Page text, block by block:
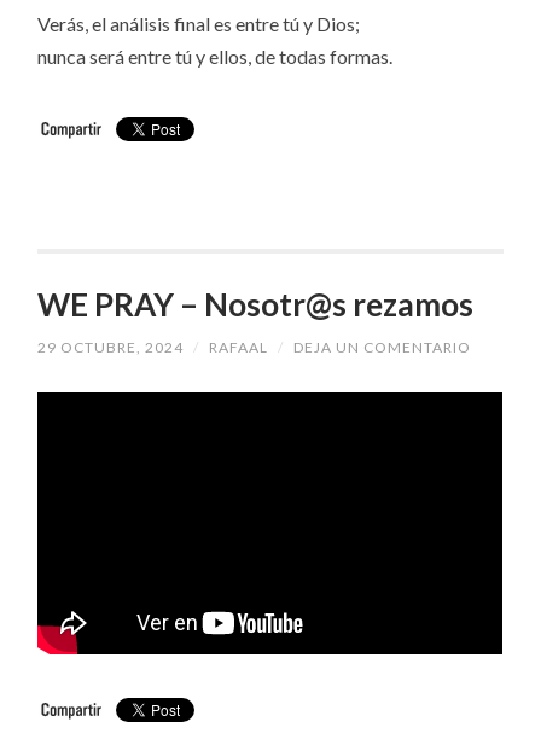
Verás, el análisis final es entre tú y Dios;
nunca será entre tú y ellos, de todas formas.
WE PRAY – Nosotr@s rezamos
29 OCTUBRE, 2024 / RAFAAL / DEJA UN COMENTARIO